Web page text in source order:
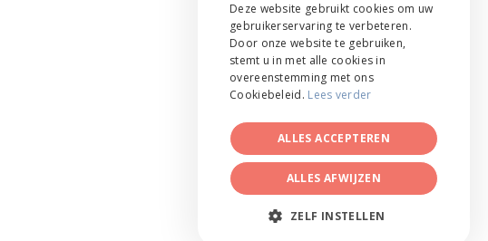
Website bycore-graphics.be
Graphics & images by Gora
Deze website gebruikt cookies om uw
gebruikerservaring te verbeteren.
Door onze website te gebruiken,
stemt u in met alle cookies in
overeenstemming met ons
Cookiebeleid. Lees verder
ALLES ACCEPTEREN
ALLES AFWIJZEN
ZELF INSTELLEN